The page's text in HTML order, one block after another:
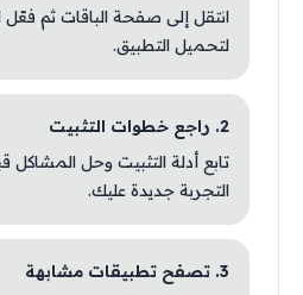
انتقل إلى صفحة الباقات ثم
لتحميل التطبيق.
2. راجع خطوات التثبيت
تابع أدلة التثبيت وحل المشاكل
التجربة جديدة عليك.
3. تصفح تطبيقات مشابهة